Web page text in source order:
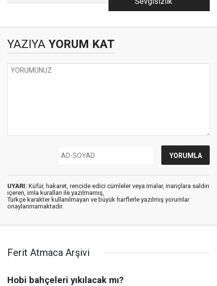
YAZIYA YORUM KAT
UYARI: Küfür, hakaret, rencide edici cümleler veya imalar, inançlara saldırı
içeren, imla kuralları ile yazılmamış,
Türkçe karakter kullanılmayan ve büyük harflerle yazılmış yorumlar
onaylanmamaktadır.
Ferit Atmaca Arşivi
Hobi bahçeleri yıkılacak mı?